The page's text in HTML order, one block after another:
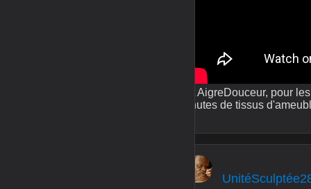
Et AigreDouceur, pour
chutes de tissus